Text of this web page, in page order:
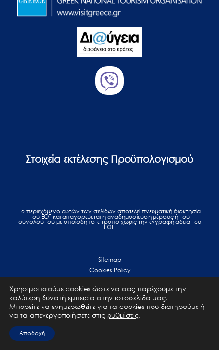
Στοιχεία εκτέλεσης Προϋπολογισμού
Το περιεχόμενο αυτών των σελίδων αποτελεί πvευματική ιδιοκτησία
του ΕΟΤ και απαγορεύεται η αναδημοσίευση μέρους ή του
συνόλου του με οποιοδήποτε τρόπο χωρίς την έγγραφη άδεια του
ΕΟΤ.
Sitemap
Cookies Policy
Terms of use
Επικοινωνία
Χρησιμοποιούμε cookies ώστε να σας παρέχουμε την
καλύτερη δυνατή εμπειρία στην ιστοσελίδα μας.
Μπορείτε να ενημερωθείτε για τα cookies που διατηρούμε ή
να τα απενεργοποιήσετε στις ρυθμίσεις.
Αποδοχή